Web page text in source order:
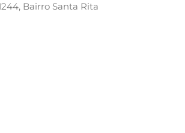
Bairro Santa Rita